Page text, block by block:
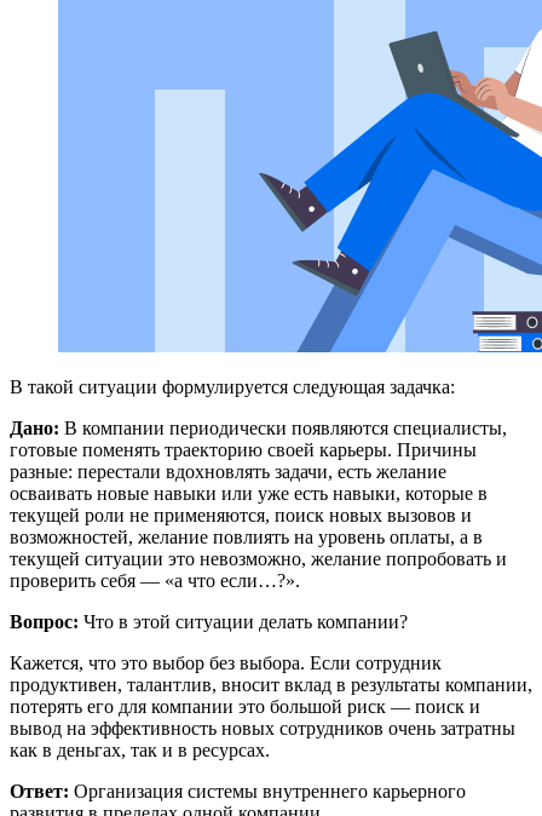
В такой ситуации формулируется следующая задачка:
Дано: В компании периодически появляются специалисты,
готовые поменять траекторию своей карьеры. Причины
разные: перестали вдохновлять задачи, есть желание
осваивать новые навыки или уже есть навыки, которые в
текущей роли не применяются, поиск новых вызовов и
возможностей, желание повлиять на уровень оплаты, а в
текущей ситуации это невозможно, желание попробовать и
проверить себя — «а что если…?».
Вопрос: Что в этой ситуации делать компании?
Кажется, что это выбор без выбора. Если сотрудник
продуктивен, талантлив, вносит вклад в результаты компании,
потерять его для компании это большой риск — поиск и
вывод на эффективность новых сотрудников очень затратны
как в деньгах, так и в ресурсах.
Ответ: Организация системы внутреннего карьерного